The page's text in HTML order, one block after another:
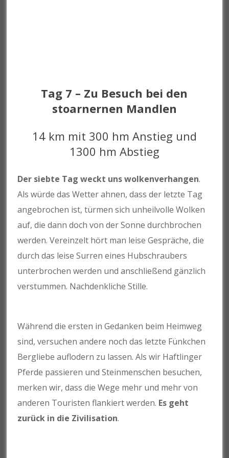
Tag 7 – Zu Besuch bei den
stoarnernen Mandlen
14 km mit 300 hm Anstieg und
1300 hm Abstieg
Der siebte Tag weckt uns wolkenverhangen.
Als würde das Wetter ahnen, dass der letzte Tag
angebrochen ist, türmen sich unheilvolle Wolken
auf, die dann doch von der Sonne durchbrochen
werden. Vereinzelt hört man leise Gespräche, die
durch das leise Surren eines Hubschraubers
unterbrochen werden und anschließend gänzlich
verstummen. Nachdenkliche Stille.
Während die ersten in Gedanken beim Heimweg
sind, versuchen andere noch das letzte Fünkchen
Bergliebe auflodern zu lassen. Als wir Haftlinger
Pferde passieren und Steinmenschen besuchen,
merken wir, dass die Wege mehr und mehr von
anderen Touristen flankiert werden. Es geht
zurück in die Zivilisation.